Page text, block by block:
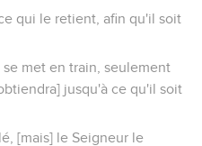
qui le retient, afin qu'il soit
met en train, seulement
jusqu'à ce qu'il soit
[mais] le Seigneur le